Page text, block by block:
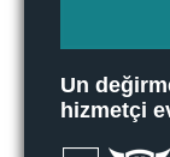
Un
hizmetçi